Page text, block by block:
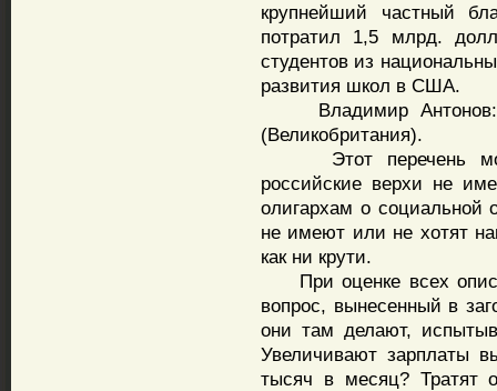
крупнейший частный
потратил 1,5 млрд.
студентов из
развития школ в США.
Владимир Антонов:
(Великобритания).
Этот перечень
российские верхи не
олигархам о социальной
не имеют или не хотят
как ни крути.
При оценке всех
вопрос, вынесенный в
они там делают,
Увеличивают зарплаты
тысяч в месяц? Тратят